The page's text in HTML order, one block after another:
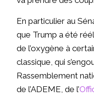
En particulier au
que Trump a été
de l’oxygène à
classique, qui
Rassemblement
de l’ADEME, de l’